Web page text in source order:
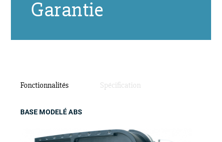
Garantie
Fonctionnalités
BASE MODELÉ ABS
Spécification